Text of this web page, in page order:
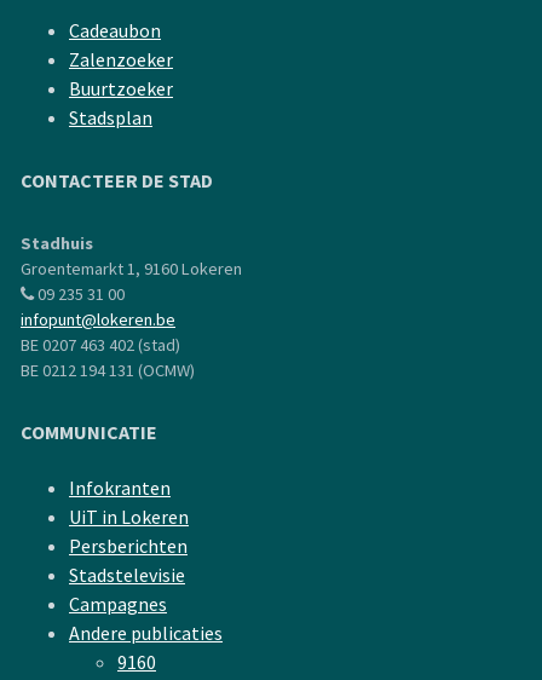
Cadeaubon
Zalenzoeker
Buurtzoeker
Stadsplan
CONTACTEER DE STAD
Stadhuis
Groentemarkt 1, 9160 Lokeren
09 235 31 00
infopunt@lokeren.be
BE 0207 463 402 (stad)
BE 0212 194 131 (OCMW)
COMMUNICATIE
Infokranten
UiT in Lokeren
Persberichten
Stadstelevisie
Campagnes
Andere publicaties
9160